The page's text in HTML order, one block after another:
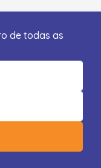
de todas as